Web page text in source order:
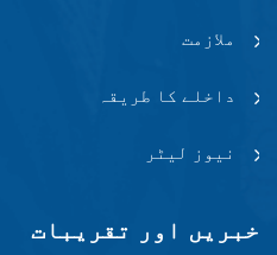
ملازمت
داخلے کا طریقہ
نیوز لیٹر
خبریں اور تقریبات